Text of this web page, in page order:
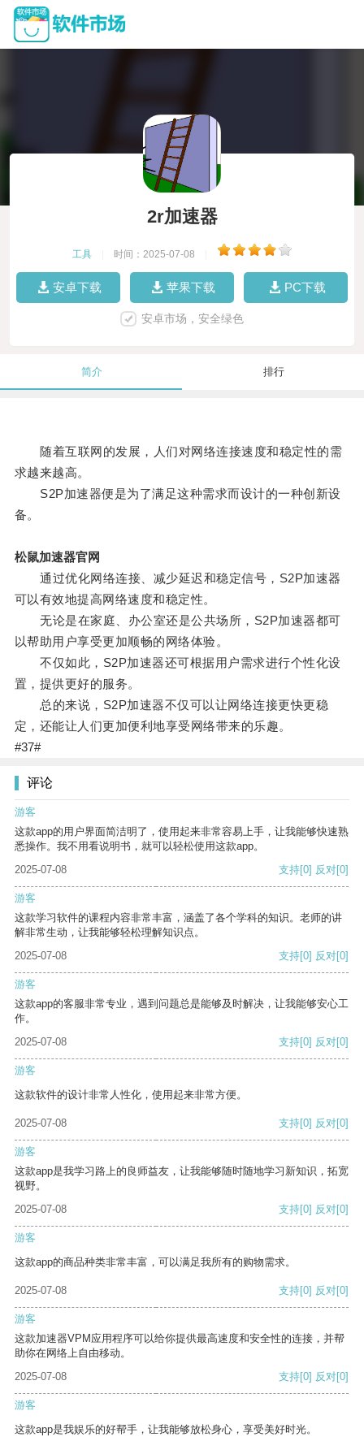
2r加速器
工具 时间：2025-07-08
安卓下载 苹果下载 PC下载
安卓市场，安全绿色
简介 排行
随着互联网的发展，人们对网络连接速度和稳定性的需
求越来越高。
S2P加速器便是为了满足这种需求而设计的一种创新设
备。
松鼠加速器官网
通过优化网络连接、减少延迟和稳定信号，S2P加速器
可以有效地提高网络速度和稳定性。
无论是在家庭、办公室还是公共场所，S2P加速器都可
以帮助用户享受更加顺畅的网络体验。
不仅如此，S2P加速器还可根据用户需求进行个性化设
置，提供更好的服务。
总的来说，S2P加速器不仅可以让网络连接更快更稳
定，还能让人们更加便利地享受网络带来的乐趣。
#37#
评论
游客
这款app的用户界面简洁明了，使用起来非常容易上手，让我能够快速熟
悉操作。我不用看说明书，就可以轻松使用这款app。
2025-07-08
支持[0] 反对[0]
游客
这款学习软件的课程内容非常丰富，涵盖了各个学科的知识。老师的讲
解非常生动，让我能够轻松理解知识点。
2025-07-08
支持[0] 反对[0]
游客
这款app的客服非常专业，遇到问题总是能够及时解决，让我能够安心工
作。
2025-07-08
支持[0] 反对[0]
游客
这款软件的设计非常人性化，使用起来非常方便。
2025-07-08 支持[0] 反对[0]
游客
这款app是我学习路上的良师益友，让我能够随时随地学习新知识，拓宽
视野。
2025-07-08
支持[0] 反对[0]
游客
这款app的商品种类非常丰富，可以满足我所有的购物需求。
2025-07-08 支持[0] 反对[0]
游客
这款加速器VPM应用程序可以给你提供最高速度和安全性的连接，并帮
助你在网络上自由移动。
2025-07-08
支持[0] 反对[0]
游客
这款app是我娱乐的好帮手，让我能够放松身心，享受美好时光。